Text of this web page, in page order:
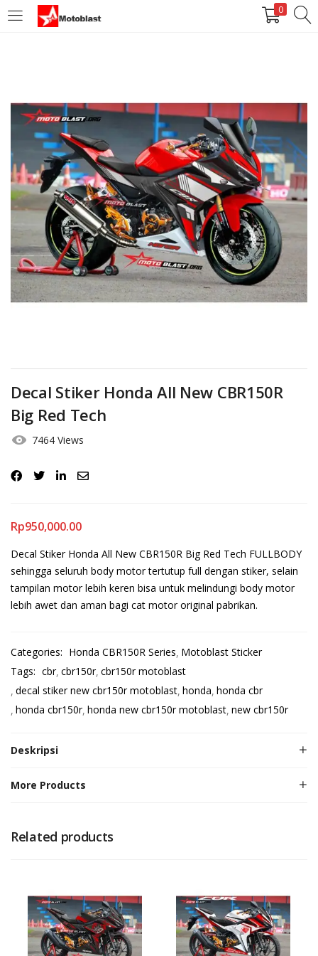
0
LOGIN REGISTER
Remember me
Login
Lost password?
Decal Stiker Honda All New CBR150R
Big Red Tech
7464 Views
Rp950,000.00
Decal Stiker Honda All New CBR150R Big Red Tech FULLBODY
sehingga seluruh body motor tertutup full dengan stiker, selain
tampilan motor lebih keren bisa untuk melindungi body motor
lebih awet dan aman bagi cat motor original pabrikan.
Categories: Honda CBR150R Series Motoblast Sticker
Tags: cbr cbr150r cbr150r motoblast
decal stiker new cbr150r motoblast honda honda cbr
honda cbr150r honda new cbr150r motoblast new cbr150r
Deskripsi
More Products
Related products